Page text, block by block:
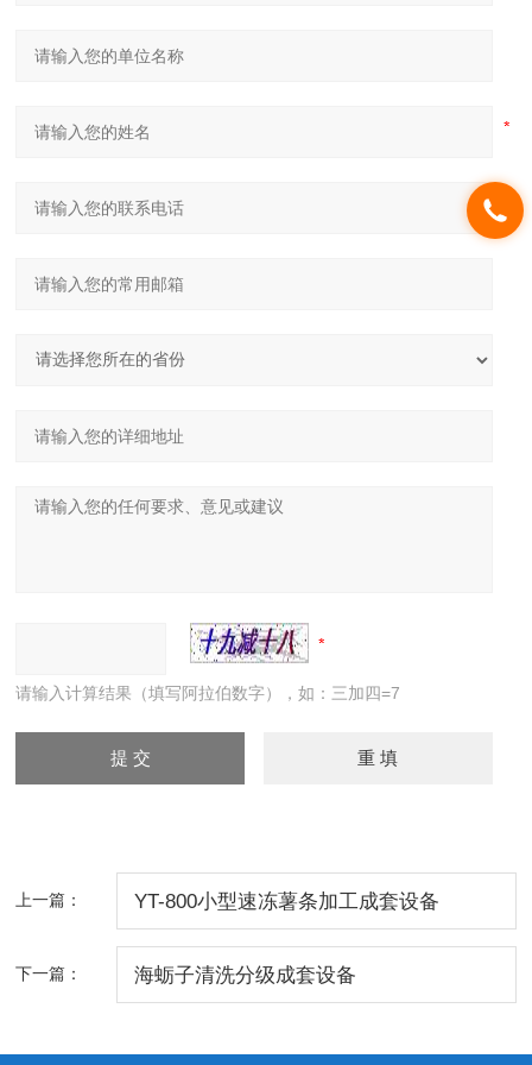
请输入计算结果（填写阿拉伯数字），如：三加四=7
上一篇： YT-800小型速冻薯条加工成套设备
下一篇： 海蛎子清洗分级成套设备